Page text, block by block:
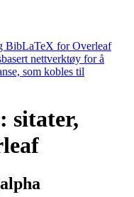
BibLaTeX for Overleaf
nettverktøy for å
som kobles til
sitater,